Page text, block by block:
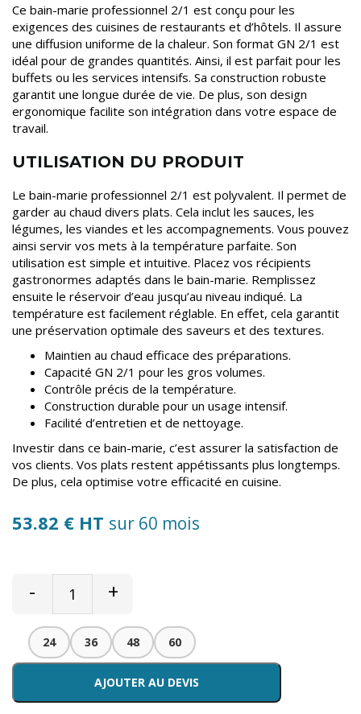
Ce bain-marie professionnel 2/1 est conçu pour les
exigences des cuisines de restaurants et d’hôtels. Il assure
une diffusion uniforme de la chaleur. Son format GN 2/1 est
idéal pour de grandes quantités. Ainsi, il est parfait pour les
buffets ou les services intensifs. Sa construction robuste
garantit une longue durée de vie. De plus, son design
ergonomique facilite son intégration dans votre espace de
travail.
UTILISATION DU PRODUIT
Le bain-marie professionnel 2/1 est polyvalent. Il permet de
garder au chaud divers plats. Cela inclut les sauces, les
légumes, les viandes et les accompagnements. Vous pouvez
ainsi servir vos mets à la température parfaite. Son
utilisation est simple et intuitive. Placez vos récipients
gastronormes adaptés dans le bain-marie. Remplissez
ensuite le réservoir d’eau jusqu’au niveau indiqué. La
température est facilement réglable. En effet, cela garantit
une préservation optimale des saveurs et des textures.
Maintien au chaud efficace des préparations.
Capacité GN 2/1 pour les gros volumes.
Contrôle précis de la température.
Construction durable pour un usage intensif.
Facilité d’entretien et de nettoyage.
Investir dans ce bain-marie, c’est assurer la satisfaction de
vos clients. Vos plats restent appétissants plus longtemps.
De plus, cela optimise votre efficacité en cuisine.
53.82 € HT sur 60 mois
- +
24 36 48 60
AJOUTER AU DEVIS